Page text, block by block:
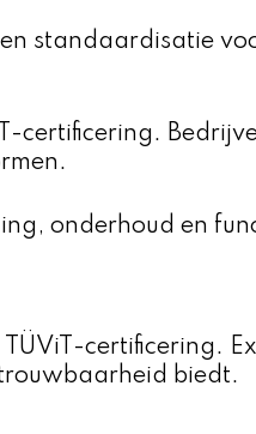
standaardisatie
onderhoud en
certificering.
biedt.